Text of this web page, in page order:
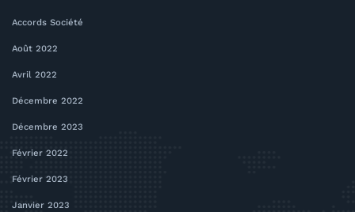
Accords Société
Août 2022
Avril 2022
Décembre 2022
Décembre 2023
Février 2022
Février 2023
Janvier 2023